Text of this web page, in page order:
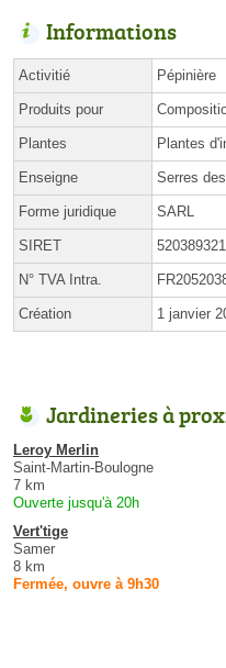
Informations
Activitié Pépinière
Produits pour
Plantes Plantes
Enseigne Serres
Forme juridique SARL
SIRET
N° TVA Intra.
Création 1 janvier
Jardineries à
Leroy Merlin
Saint-Martin-Boulogne
7 km
Ouverte jusqu'à 20h
Vert'tige
Samer
8 km
Fermée, ouvre à 9h30